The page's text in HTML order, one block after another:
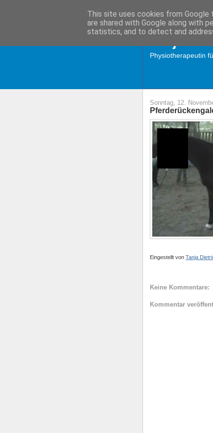
Physiotherapeutin
Sonntag, 12.
Eingestellt von Tanja
Keine Kommentare:
Kommentar
This site uses cookies from Google
are shared with Google along with
statistics, and to detect and